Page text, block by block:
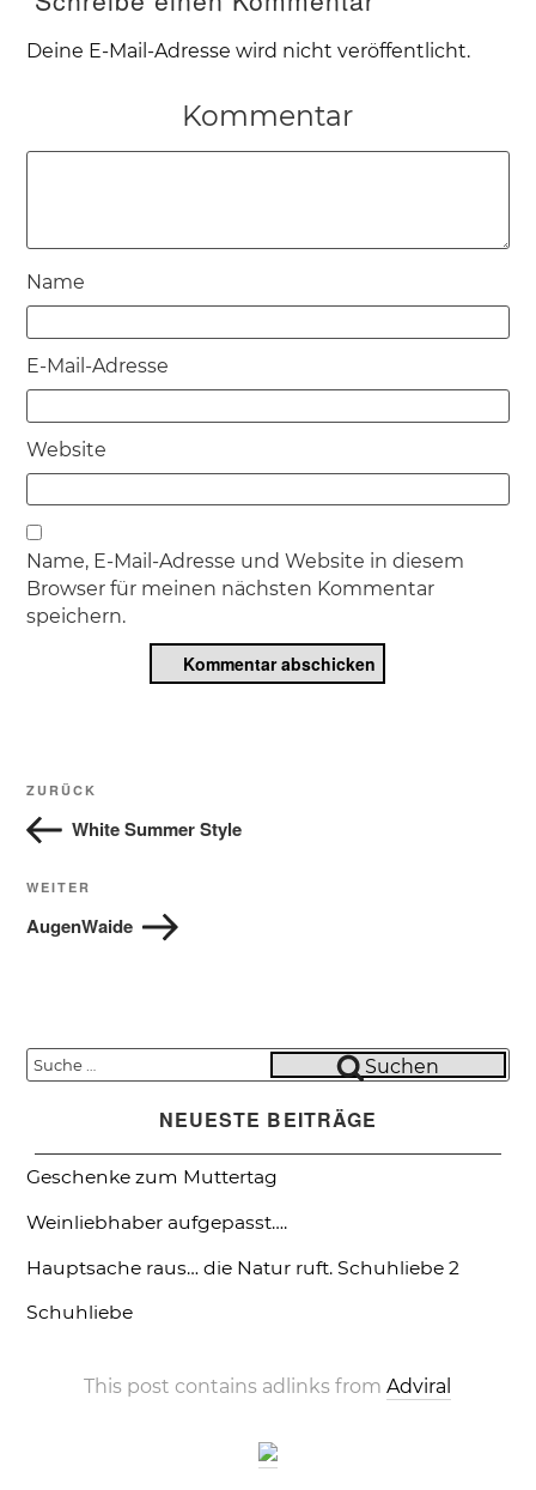
Deine E-Mail-Adresse wird nicht veröffentlicht.
Kommentar
Name
E-Mail-Adresse
Website
Name, E-Mail-Adresse und Website in diesem
Browser für meinen nächsten Kommentar
speichern.
Beitragsnavigation
Vorheriger
Beitrag
ZURÜCK
White Summer Style
Nächster
Beitrag
WEITER
AugenWaide
Suche
Suchen
NEUESTE BEITRÄGE
Geschenke zum Muttertag
Weinliebhaber aufgepasst….
Hauptsache raus… die Natur ruft. Schuhliebe 2
Schuhliebe
This post contains adlinks fromAdviral